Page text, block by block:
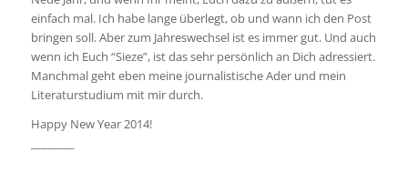
einfach mal. Ich habe lange überlegt, ob und wann ich den Post
bringen soll. Aber zum Jahreswechsel ist es immer gut. Und auch
wenn ich Euch “Sieze”, ist das sehr persönlich an Dich adressiert.
Manchmal geht eben meine journalistische Ader und mein
Literaturstudium mit mir durch.
Happy New Year 2014!